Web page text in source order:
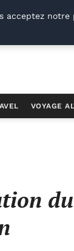
VOYAGE
acceptez